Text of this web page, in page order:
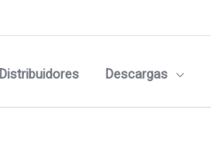
Distribuidores Descargas